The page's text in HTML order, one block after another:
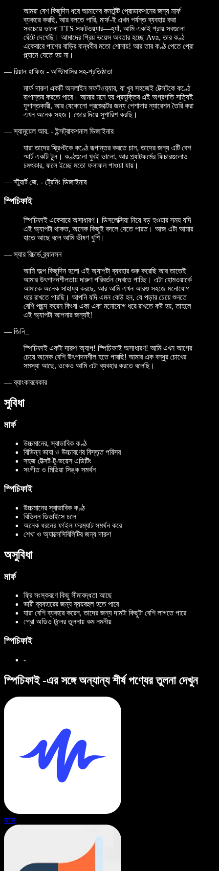
আমরা বেশ কিছুদিন ধরে আমাদের কনটেন্ট প্রোডাকশনের জন্য মার্ফ
ব্যবহার করছি, আর বলতে পারি, মার্ফ-ই এখন পর্যন্ত ব্যবহার করা
সবচেয়ে ভালো TTS সফটওয়্যার—হ্যাঁ, আমি একাই প্রায় সবগুলো
ঘেঁটে দেখেছি। আমাদের প্রিয় ভয়েস অবতার হচ্ছে Ava, তার কণ্ঠ
একেবারে পাশের বাড়ির বান্ধবীর মতো শোনায়! আর তার কণ্ঠ পেতে প্রো
প্ল্যানে যেতে হয় না।
— রিয়ান হাফিজ - অপ্টিমাসির সহ-প্রতিষ্ঠাতা
মার্ফ দারুণ একটি অনলাইন সফটওয়্যার, যা খুব সহজেই টেক্সটকে কণ্ঠে
রূপান্তর করতে পারে। আমার মনে হয় প্রযুক্তির এই অগ্রগতি সত্যিই
যুগান্তকারী, আর যেকোনো প্রজেক্টের জন্য পেশাদার ন্যারেশন তৈরি করা
এখন অনেক সহজ। জোর দিয়ে সুপারিশ করছি।
—স্যামুয়েল আর. - ইন্সট্রাকশনাল ডিজাইনার
যারা তাদের স্ক্রিপ্টকে কণ্ঠে রূপান্তর করতে চান, তাদের জন্য এটি বেশ
স্মার্ট একটি টুল। কণ্ঠগুলো খুবই ভালো, আর প্ল্যাটফর্মের ফিচারগুলোও
চমৎকার, ফলে ইচ্ছে মতো ফলাফল পাওয়া যায়।
—স্টুয়ার্ট জে. - ট্রেনিং ডিজাইনার
স্পিচিফাই
স্পিচিফাই একেবারে অসাধারণ। ডিসলেক্সিয়া নিয়ে বড় হওয়ার সময় যদি
এই অ্যাপটা থাকত, অনেক কিছুই বদলে যেতে পারত। আজ এটা আমার
হাতে আছে বলে আমি ভীষণ খুশি।
—স্যার রিচার্ড ব্র্যানসন
আমি অল্প কিছুদিন হলো এই অ্যাপটা ব্যবহার শুরু করেছি আর তাতেই
আমার উৎপাদনশীলতায় দারুণ পরিবর্তন দেখতে পাচ্ছি। এটা হোমওয়ার্কে
আমাকে অনেক সাহায্য করছে, আর আমি এখন আরও সহজে মনোযোগ
ধরে রাখতে পারছি। আপনি যদি এমন কেউ হন, যে পড়ার চেয়ে শুনতে
বেশি পছন্দ করেন কিংবা একা একা মনোযোগ ধরে রাখতে কষ্ট হয়, তাহলে
এই অ্যাপটা আপনার জন্যই!
— জিনি_
স্পিচিফাই একটা দারুণ অ্যাপ! স্পিচিফাই অসাধারণ! আমি এখন আগের
চেয়ে অনেক বেশি উৎপাদনশীল হতে পারছি! আমার এক বন্ধুর চোখের
সমস্যা আছে, ওকেও আমি এটা ব্যবহার করতে বলেছি।
—ব্যাংকারবেকার
সুবিধা
মার্ফ
উচ্চমানের, স্বাভাবিক কণ্ঠ
বিভিন্ন ভাষা ও উচ্চারণের বিস্তৃত পরিসর
সহজ টেক্সট-টু-ভয়েস এডিটিং
সংগীত ও মিডিয়া সিঙ্ক সমর্থন
স্পিচিফাই
উচ্চমানের স্বাভাবিক কণ্ঠ
বিভিন্ন ডিভাইসে চলে
অনেক ধরনের ফাইল ফরম্যাট সমর্থন করে
শেখা ও অ্যাক্সেসিবিলিটির জন্য দারুণ
অসুবিধা
মার্ফ
ফ্রি সংস্করণে কিছু সীমাবদ্ধতা আছে
ভারী ব্যবহারের জন্য ব্যয়বহুল হতে পারে
যারা বেশি ব্যবহার করেন, তাদের জন্য দামটা কিছুটা বেশি লাগতে পারে
প্রো অডিও টুলের তুলনায় কম নমনীয়
স্পিচিফাই
-
স্পিচিফাই -এর সঙ্গে অন্যান্য শীর্ষ পণ্যের তুলনা দেখুন
বনাম